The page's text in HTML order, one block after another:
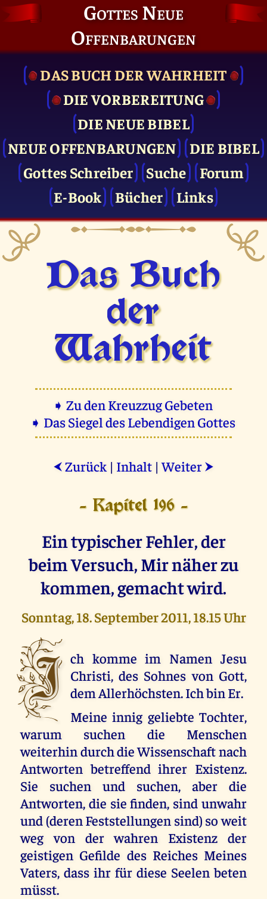
Gottes Neue
Offenbarungen
DAS BUCH DER WAHRHEIT
DIE VOR­BEREITUNG
DIE NEUE BIBEL
NEUE OFFENBARUNGEN
DIE BIBEL
Gottes Schreiber
Suche
Forum
E-Book
Bücher Links
Das Buch
der
Wahrheit
➧ Zu den Kreuzzug Gebeten
➧ Das Siegel des Lebendigen Gottes
⮜ Zurück | Inhalt |Weiter ⮞
- Kapitel 196 -
Ein typischer Fehler, der
beim Versuch, Mir näher zu
kommen, gemacht wird.
Sonntag, 18. September 2011, 18.15 Uhr
I ch komme im Namen Jesu
Christi, des Sohnes von Gott,
dem Allerhöchsten. Ich bin Er.
Meine innig geliebte Tochter,
warum suchen die Menschen
weiterhin durch die Wissenschaft nach
Antworten betreffend ihrer Existenz.
Sie suchen und suchen, aber die
Antworten, die sie finden, sind unwahr
und (deren Feststellungen sind) so weit
weg von der wahren Existenz der
geistigen Gefilde des Reiches Meines
Vaters, dass ihr für diese Seelen beten
müsst.